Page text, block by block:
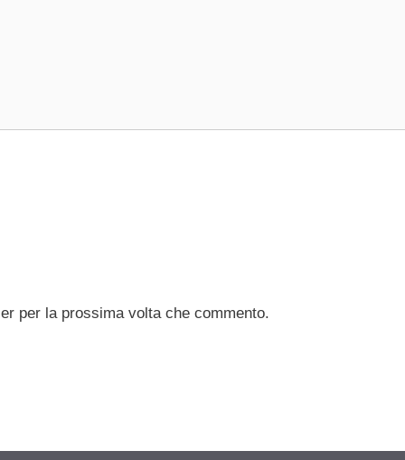
per la prossima volta che commento.